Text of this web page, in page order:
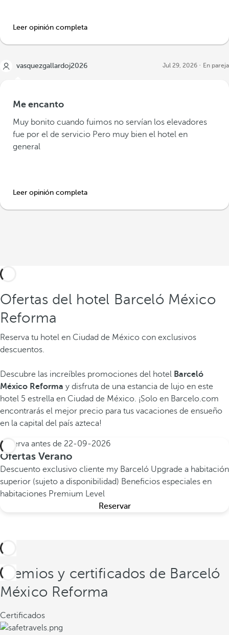
Leer opinión completa
vasquezgallardoj2026 Jul 29, 2026 En pareja
Me encanto
Muy bonito cuando fuimos no servían los elevadores
fue por el de servicio Pero muy bien el hotel en
general
Leer opinión completa
Ofertas del hotel Barceló México
Reforma
Reserva tu hotel en Ciudad de México con exclusivos
descuentos.
Descubre las increíbles promociones del hotel Barceló
México Reforma y disfruta de una estancia de lujo en este
hotel 5 estrella en Ciudad de México. ¡Solo en Barcelo.com
encontrarás el mejor precio para tus vacaciones de ensueño
en la capital del país azteca!
Reserva antes de 22-09-2026
Ofertas Verano
Descuento exclusivo cliente my Barceló Upgrade a habitación
superior (sujeto a disponibilidad) Beneficios especiales en
habitaciones Premium Level
Reservar
Premios y certificados de Barceló
México Reforma
Certificados